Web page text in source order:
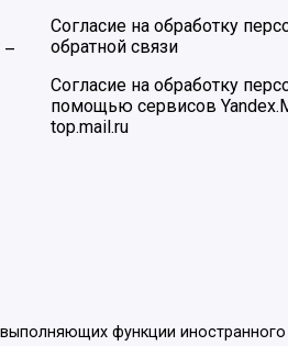
–
Согласие на обработку
обратной связи
Согласие на обработку
помощью сервисов
top.mail.ru
функции иностранного